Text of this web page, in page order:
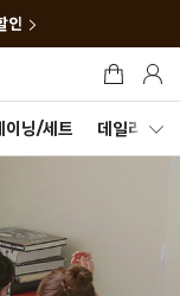
인
이닝/세트 데일리세트